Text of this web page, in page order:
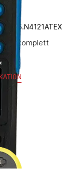
05.N4121ATEX
komplett